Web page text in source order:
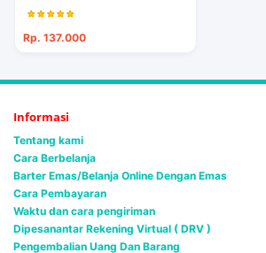
Rp. 137.000
Informasi
Tentang kami
Cara Berbelanja
Barter Emas/Belanja Online Dengan Emas
Cara Pembayaran
Waktu dan cara pengiriman
Dipesanantar Rekening Virtual ( DRV )
Pengembalian Uang Dan Barang